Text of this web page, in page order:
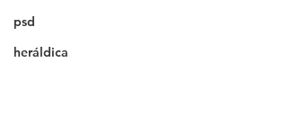
psd
heráldica